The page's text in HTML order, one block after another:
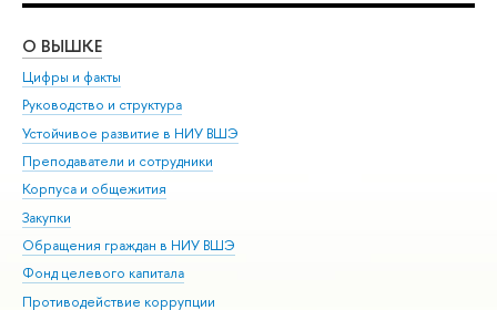
О ВЫШКЕ
Цифры и факты
Руководство и структура
Устойчивое развитие в НИУ ВШЭ
Преподаватели и сотрудники
Корпуса и общежития
Закупки
Обращения граждан в НИУ ВШЭ
Фонд целевого капитала
Противодействие коррупции